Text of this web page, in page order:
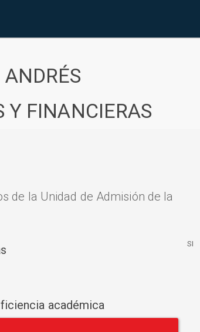
Y FINANCIERAS
de la Unidad de Admisión de la
académica
SI